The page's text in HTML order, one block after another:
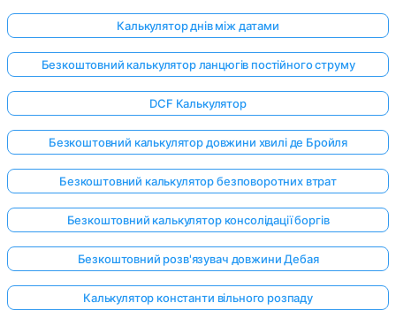
Калькулятор днів між датами
Безкоштовний калькулятор ланцюгів постійного струму
DCF Калькулятор
Безкоштовний калькулятор довжини хвилі де Бройля
Безкоштовний калькулятор безповоротних втрат
Безкоштовний калькулятор консолідації боргів
Безкоштовний розв'язувач довжини Дебая
Калькулятор константи вільного розпаду